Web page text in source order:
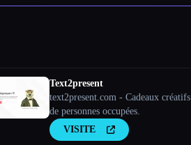
Text2present
text2present.com - Cadeaux créatifs
de personnes occupées.
VISITE